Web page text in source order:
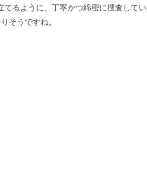
るように、丁寧かつ綿密に捜査して
そうですね。